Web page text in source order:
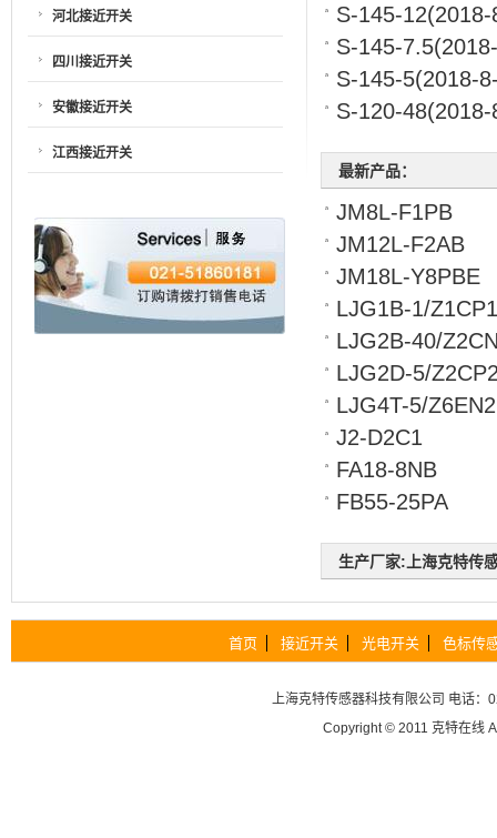
S-145-12
S-145-7.5
S-145-5(2018-
S-120-48
最新产品：
JM8L-F1PB
JM12L-F2AB
JM18L-Y8PBE
LJG1B-1/Z1CP1
LJG2B-40/
LJG2D-5/
LJG4T-5/Z6EN2
J2-D2C1
FA18-8NB
FB55-25PA
生产厂家:上海克特传
河北接近开关
四川接近开关
安徽接近开关
江西接近开关
首页 接近开关 光电开关 色标传
上海克特传感器科技有限公司 电话：
Copyright © 2011 克特在线